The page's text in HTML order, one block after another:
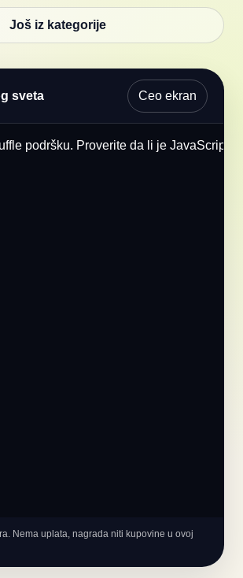
Još iz kategorije
sveta Ceo ekran
podršku. Proverite da li je JavaScript
Nema uplata, nagrada niti kupovine u ovoj